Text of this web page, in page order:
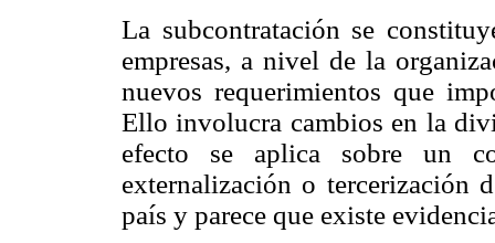
La subcontratación se
empresas, a nivel de la
nuevos requerimientos que
Ello involucra cambios en la
efecto se aplica sobre un
externalización o tercerización
país y parece que existe